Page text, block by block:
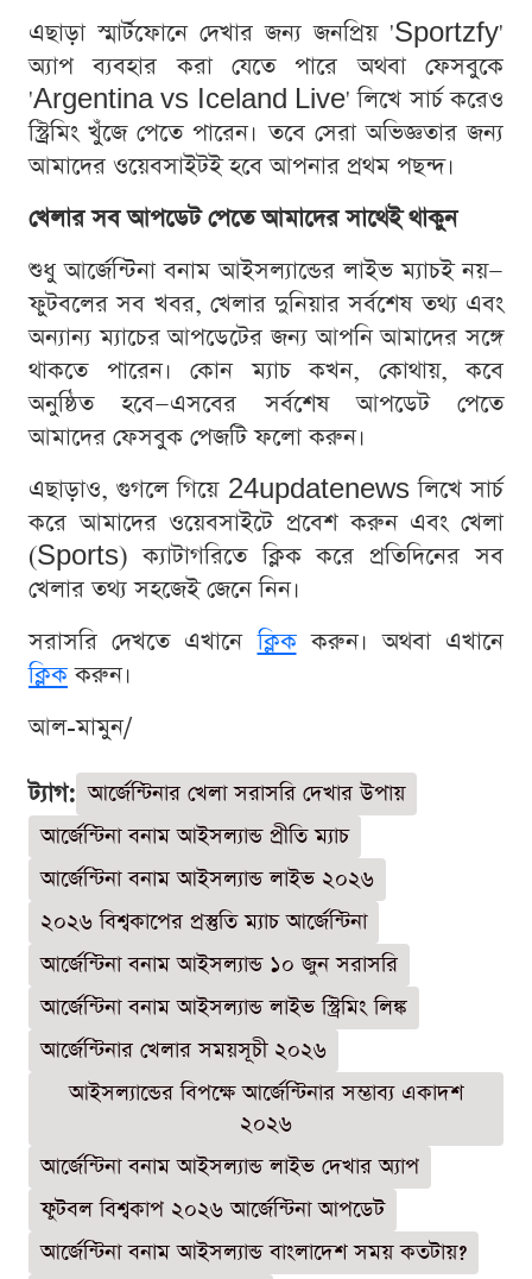
এছাড়া স্মার্টফোনে দেখার জন্য জনপ্রিয় 'Sportzfy'
অ্যাপ ব্যবহার করা যেতে পারে অথবা ফেসবুকে
'Argentina vs Iceland Live' লিখে সার্চ করেও
স্ট্রিমিং খুঁজে পেতে পারেন। তবে সেরা অভিজ্ঞতার জন্য
আমাদের ওয়েবসাইটই হবে আপনার প্রথম পছন্দ।
খেলার সব আপডেট পেতে আমাদের সাথেই থাকুন
শুধু আর্জেন্টিনা বনাম আইসল্যান্ডের লাইভ ম্যাচই নয়—
ফুটবলের সব খবর, খেলার দুনিয়ার সর্বশেষ তথ্য এবং
অন্যান্য ম্যাচের আপডেটের জন্য আপনি আমাদের সঙ্গে
থাকতে পারেন। কোন ম্যাচ কখন, কোথায়, কবে
অনুষ্ঠিত হবে—এসবের সর্বশেষ আপডেট পেতে
আমাদের ফেসবুক পেজটি ফলো করুন।
এছাড়াও, গুগলে গিয়ে 24updatenews লিখে সার্চ
করে আমাদের ওয়েবসাইটে প্রবেশ করুন এবং খেলা
(Sports) ক্যাটাগরিতে ক্লিক করে প্রতিদিনের সব
খেলার তথ্য সহজেই জেনে নিন।
সরাসরি দেখতে এখানেক্লিককরুন। অথবা এখানে
ক্লিককরুন।
আল-মামুন/
ট্যাগ: আর্জেন্টিনার খেলা সরাসরি দেখার উপায়
আর্জেন্টিনা বনাম আইসল্যান্ড প্রীতি ম্যাচ
আর্জেন্টিনা বনাম আইসল্যান্ড লাইভ ২০২৬
২০২৬ বিশ্বকাপের প্রস্তুতি ম্যাচ আর্জেন্টিনা
আর্জেন্টিনা বনাম আইসল্যান্ড ১০ জুন সরাসরি
আর্জেন্টিনা বনাম আইসল্যান্ড লাইভ স্ট্রিমিং লিঙ্ক
আর্জেন্টিনার খেলার সময়সূচী ২০২৬
আইসল্যান্ডের বিপক্ষে আর্জেন্টিনার সম্ভাব্য একাদশ
২০২৬
আর্জেন্টিনা বনাম আইসল্যান্ড লাইভ দেখার অ্যাপ
ফুটবল বিশ্বকাপ ২০২৬ আর্জেন্টিনা আপডেট
আর্জেন্টিনা বনাম আইসল্যান্ড বাংলাদেশ সময় কতটায়?